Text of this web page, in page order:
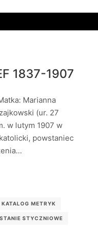
1837-1907
Marianna
(ur. 27
w lutym 1907 w
powstaniec
KATALOG METRYK
STYCZNIOWE